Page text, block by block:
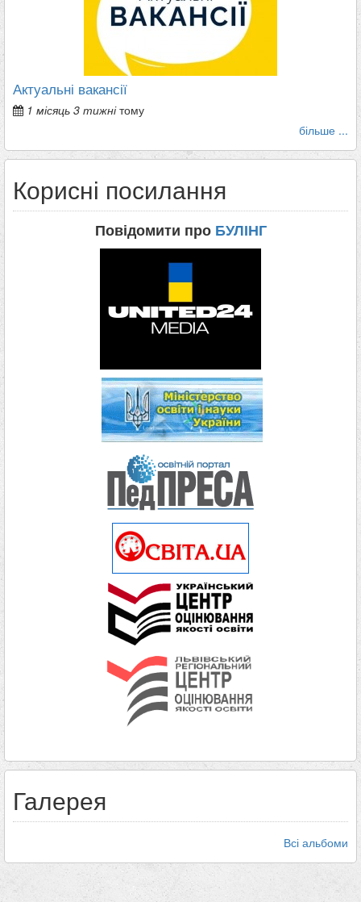
Актуальні вакансії
1 місяць 3 тижнітому
більше ...
Корисні посилання
Повідомити про БУЛІНГ
Галерея
Всі альбоми